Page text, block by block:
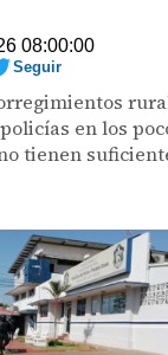
08:00:00
Seguir
en los
tienen